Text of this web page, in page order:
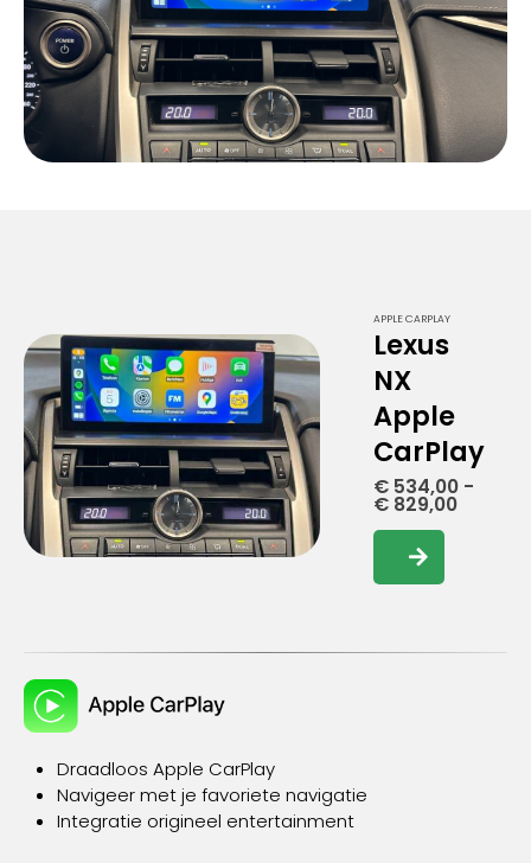
APPLE CARPLAY
Lexus
NX
Apple
CarPlay
€ 534,00 -
€ 829,00
Dit
product
variaties.
Draadloos Apple CarPlay
Navigeer met je favoriete navigatie
Integratie origineel entertainment